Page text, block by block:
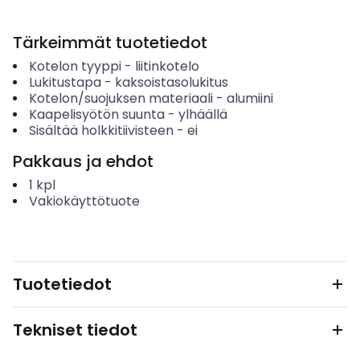
Tärkeimmät tuotetiedot
Kotelon tyyppi- liitinkotelo
Lukitustapa- kaksoistasolukitus
Kotelon/suojuksen materiaali- alumiini
Kaapelisyötön suunta- ylhäällä
Sisältää holkkitiivisteen- ei
Pakkaus ja ehdot
1 kpl
Vakiokäyttötuote
Tuotetiedot
Tekniset tiedot